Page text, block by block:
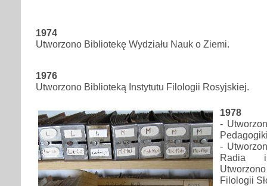
1974
Utworzono Bibliotekę Wydziału Nauk o Ziemi.
1976
Utworzono Biblioteką Instytutu Filologii Rosyjskiej.
1978
-
-
Radia
Filologii